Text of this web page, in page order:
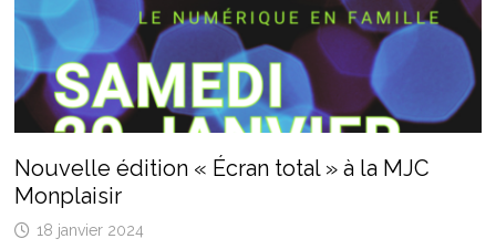
Nouvelle édition « Écran total » à la MJC
Monplaisir
18 janvier 2024